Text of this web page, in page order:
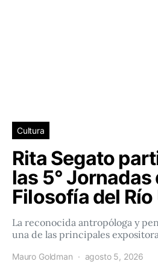
Cultura
Rita Segato
las 5° Jornadas
Filosofía del
La reconocida antropóloga y
una de las principales
Mauro Goldman agosto 5, 2026